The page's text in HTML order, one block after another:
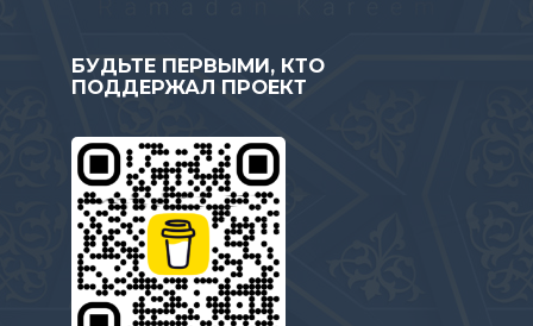
БУДЬТЕ ПЕРВЫМИ, КТО
ПОДДЕРЖАЛ ПРОЕКТ